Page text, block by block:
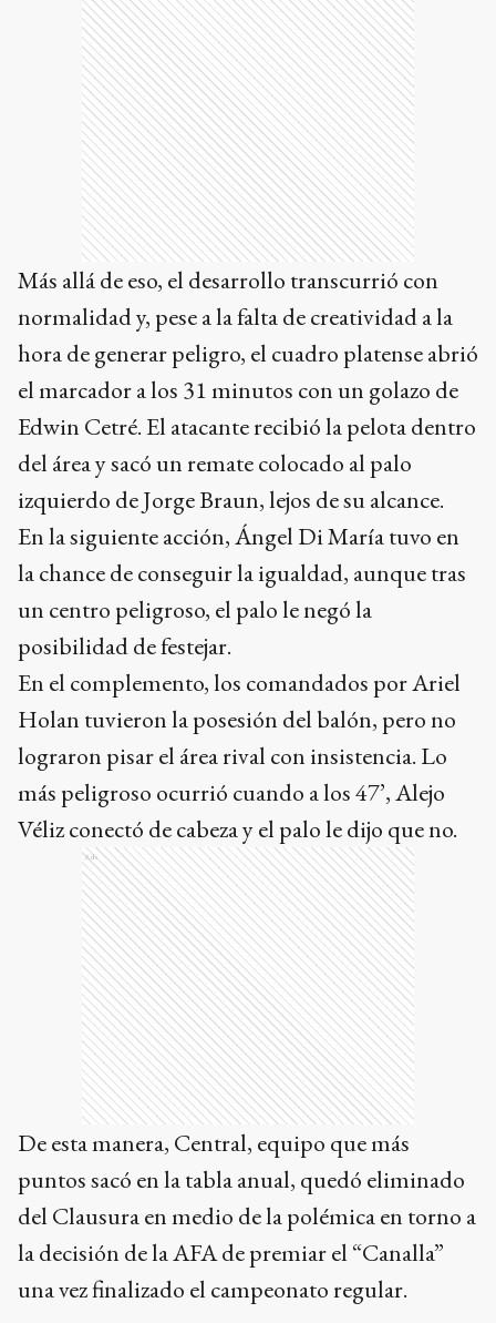
Más allá de eso, el desarrollo transcurrió con
normalidad y, pese a la falta de creatividad a la
hora de generar peligro, el cuadro platense abrió
el marcador a los 31 minutos con un golazo de
Edwin Cetré. El atacante recibió la pelota dentro
del área y sacó un remate colocado al palo
izquierdo de Jorge Braun, lejos de su alcance.
En la siguiente acción, Ángel Di María tuvo en
la chance de conseguir la igualdad, aunque tras
un centro peligroso, el palo le negó la
posibilidad de festejar.
En el complemento, los comandados por Ariel
Holan tuvieron la posesión del balón, pero no
lograron pisar el área rival con insistencia. Lo
más peligroso ocurrió cuando a los 47’, Alejo
Véliz conectó de cabeza y el palo le dijo que no.
Ads
De esta manera, Central, equipo que más
puntos sacó en la tabla anual, quedó eliminado
del Clausura en medio de la polémica en torno a
la decisión de la AFA de premiar el “Canalla”
una vez finalizado el campeonato regular.